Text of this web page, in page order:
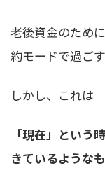
老後資金のため
約モードで過ご
しかし、これは
「現在」という
きているような